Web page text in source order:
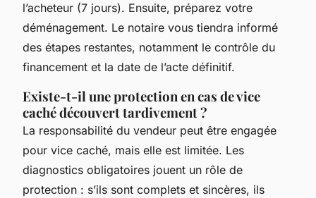
l’acheteur (7 jours). Ensuite, préparez votre
déménagement. Le notaire vous tiendra informé
des étapes restantes, notamment le contrôle du
financement et la date de l’acte définitif.
Existe-t-il une protection en cas de vice
caché découvert tardivement ?
La responsabilité du vendeur peut être engagée
pour vice caché, mais elle est limitée. Les
diagnostics obligatoires jouent un rôle de
protection : s’ils sont complets et sincères, ils